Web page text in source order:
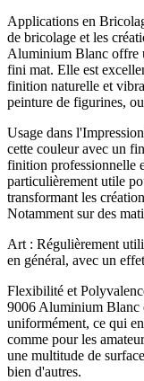
Applications en
de bricolage et les
Aluminium Blanc offre
fini mat. Elle est
finition naturelle et
peinture de figurines,
Usage dans
cette couleur avec un
finition professionnelle
particulièrement utile
transformant les
Notamment sur des
Art : Régulièrement
en général, avec un
Flexibilité et
9006 Aluminium Blanc
uniformément, ce qui
comme pour les
une multitude de
bien d'autres.